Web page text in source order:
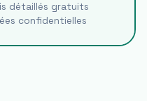
détaillés gratuits
confidentielles